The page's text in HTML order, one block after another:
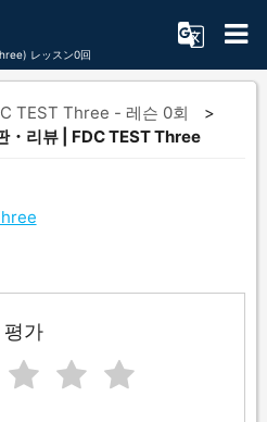
レッスン0回
TEST Three - 레슨 0회
・리뷰 | FDC TEST Three
평가